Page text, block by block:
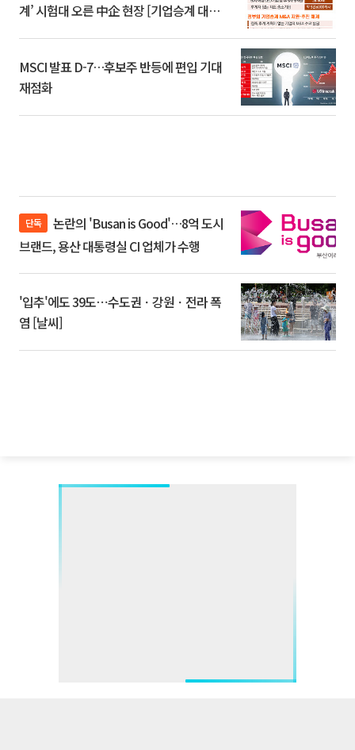
계’ 시험대 오른 中企 현장 [기업승계 대전
MSCI 발표 D-7…후보주 반등에 편입 기대
재점화
단독
브랜드, 용산 대통령실 CI 업체가 수행
'입추'에도 39도⋯수도권ㆍ강원ㆍ전라 폭
염 [날씨]